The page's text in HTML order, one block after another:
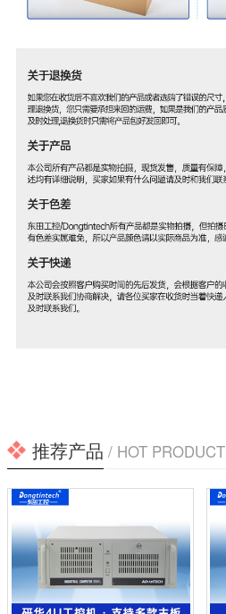
推荐产品 / HOT PRODUCT